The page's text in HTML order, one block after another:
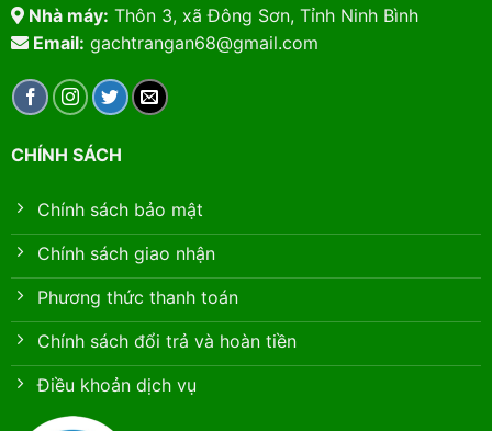
Nhà máy: Thôn 3, xã Đông Sơn, Tỉnh Ninh Bình
Email: gachtrangan68@gmail.com
CHÍNH SÁCH
Chính sách bảo mật
Chính sách giao nhận
Phương thức thanh toán
Chính sách đổi trả và hoàn tiền
Điều khoản dịch vụ